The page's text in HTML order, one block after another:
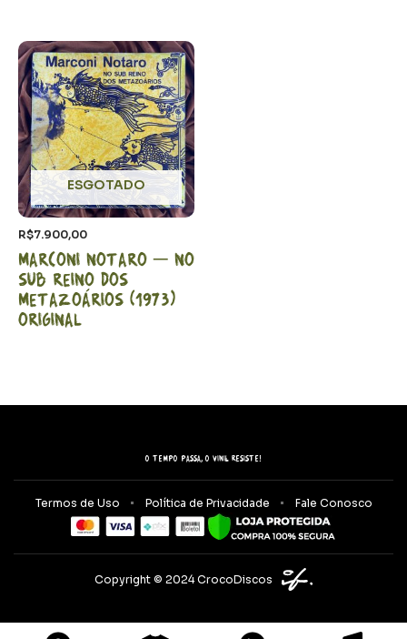
ESGOTADO
R$7.900,00
Marconi Notaro – No
sub reino dos
metazoários (1973)
Original
O tempo passa, o vinil resiste!
Termos de Uso Política de Privacidade Fale Conosco
Copyright © 2024 CrocoDiscos